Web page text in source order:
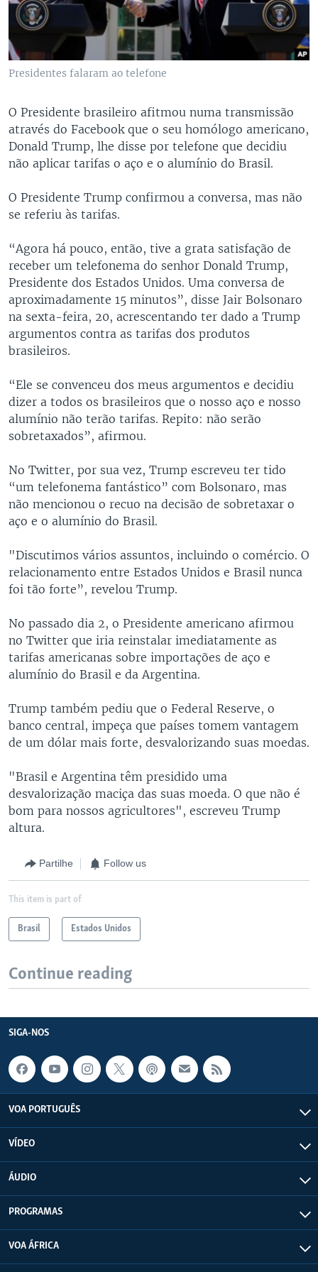
Presidentes falaram ao telefone
O Presidente brasileiro afitmou numa transmissão
através do Facebook que o seu homólogo americano,
Donald Trump, lhe disse por telefone que decidiu
não aplicar tarifas o aço e o alumínio do Brasil.
O Presidente Trump confirmou a conversa, mas não
se referiu às tarifas.
“Agora há pouco, então, tive a grata satisfação de
receber um telefonema do senhor Donald Trump,
Presidente dos Estados Unidos. Uma conversa de
aproximadamente 15 minutos”, disse Jair Bolsonaro
na sexta-feira, 20, acrescentando ter dado a Trump
argumentos contra as tarifas dos produtos
brasileiros.
“Ele se convenceu dos meus argumentos e decidiu
dizer a todos os brasileiros que o nosso aço e nosso
alumínio não terão tarifas. Repito: não serão
sobretaxados”, afirmou.
No Twitter, por sua vez, Trump escreveu ter tido
“um telefonema fantástico” com Bolsonaro, mas
não mencionou o recuo na decisão de sobretaxar o
aço e o alumínio do Brasil.
"Discutimos vários assuntos, incluindo o comércio. O
relacionamento entre Estados Unidos e Brasil nunca
foi tão forte”, revelou Trump.
No passado dia 2, o Presidente americano afirmou
no Twitter que iria reinstalar imediatamente as
tarifas americanas sobre importações de aço e
alumínio do Brasil e da Argentina.
Trump também pediu que o Federal Reserve, o
banco central, impeça que países tomem vantagem
de um dólar mais forte, desvalorizando suas moedas.
"Brasil e Argentina têm presidido uma
desvalorização maciça das suas moeda. O que não é
bom para nossos agricultores", escreveu Trump
altura.
Partilhe Follow us
This item is part of
Brasil Estados Unidos
Continue reading
SIGA-NOS
VOA PORTUGUÊS
VÍDEO
ÁUDIO
PROGRAMAS
VOA ÁFRICA